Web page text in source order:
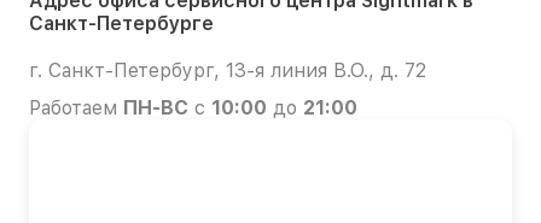
Санкт-Петербурге
г. Санкт-Петербург, 13-я линия В.О., д. 72
Работаем ПН-ВС с 10:00 до 21:00